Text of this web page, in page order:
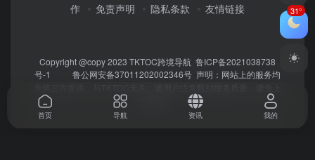
作
免责声明 隐私条款 友情链接
Copyright @copy 2023 TKTOC跨境导航 鲁ICP备2021038738
号-1
鲁公网安备37011202002346号 声明：网站上的服务均
31°
首页 导航 资讯 我的